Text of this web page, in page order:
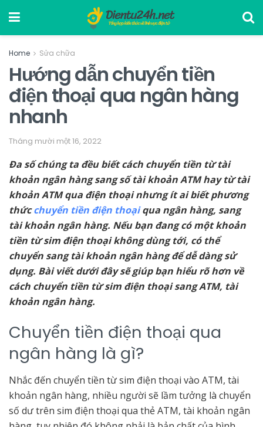
Home Sửa chữa
Hướng dẫn chuyển tiền
điện thoại qua ngân hàng
nhanh
Tháng mười một 16, 2022
Đa số chúng ta đều biết cách chuyển tiền từ tài
khoản ngân hàng sang số tài khoản ATM hay từ tài
khoản ATM qua điện thoại nhưng ít ai biết phương
thứcchuyển tiền điện thoạiqua ngân hàng, sang
tài khoản ngân hàng. Nếu bạn đang có một khoản
tiền từ sim điện thoại không dùng tới, có thể
chuyển sang tài khoản ngân hàng để dễ dàng sử
dụng. Bài viết dưới đây sẽ giúp bạn hiểu rõ hơn về
cách chuyển tiền từ sim điện thoại sang ATM, tài
khoản ngân hàng.
Chuyển tiền điện thoại qua
ngân hàng là gì?
Nhắc đến chuyển tiền từ sim điện thoại vào ATM, tài
khoản ngân hàng, nhiều người sẽ lầm tưởng là chuyển
số dư trên sim điện thoại qua thẻ ATM, tài khoản ngân